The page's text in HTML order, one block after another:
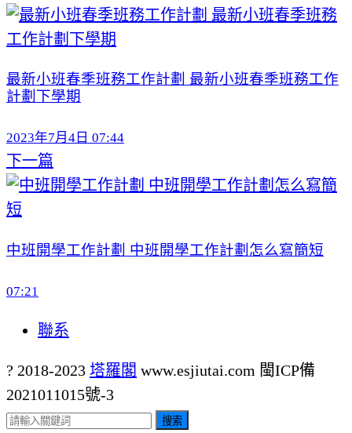
最新小班春季班務工作計劃 最新小班春季班務工作
計劃下學期
2023年7月4日 07:44
下一篇
中班開學工作計劃 中班開學工作計劃怎么寫簡短
07:21
聯系
? 2018-2023 塔羅閣 www.esjiutai.com 閩ICP備
2021011015號-3
搜索